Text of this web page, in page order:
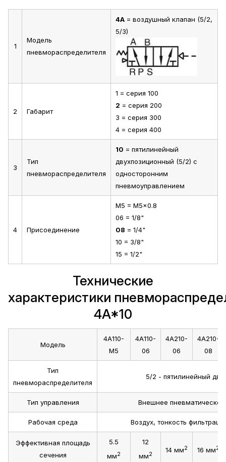
1
Модель
пневмораспределителя
4A = воздушный клапан (5/2,
5/3)
2 Габарит
1 = серия 100
2 = серия 200
3 = серия 300
4 = серия 400
3
Тип
пневмораспределителя
10 = пятилинейный
двухпозиционный (5/2) с
односторонним
пневмоуправлением
4 Присоединение
M5 = M5x0.8
06 = 1/8"
08 = 1/4"
10 = 3/8"
15 = 1/2"
Технические
характеристики
4A*10
Модель
4A110-
M5
4A110-
06
4A210-
06
4A210-
08
Тип
пневмораспределителя
5/2 - пятилинейный
Тип управления Внешнее
Рабочая среда Воздух, тонкость
Эффективная площадь
сечения
5.5
мм2
12
мм2 14 мм2 16 мм2